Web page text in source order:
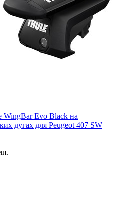
WingBar Evo Black на
дугах для Peugeot 407 SW